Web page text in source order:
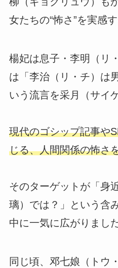
女たちの“怖さ”を実感
楊妃は息子・李明（リ
は「李治（リ・チ）は
いう流言を采月（サイ
現代のゴシップ記事や
じる、人間関係の怖さ
そのターゲットが「身
璃）では？」という含
中に一気に広がりました
同じ頃、邓七娘（トウ